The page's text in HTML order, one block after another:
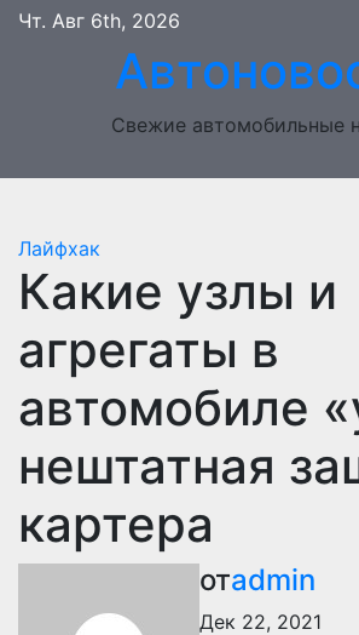
Перейти
содержимому
Чт. Авг 6th, 2026
Свежие автомобильные
Лайфхак
Какие узлы и
агрегаты в
автомобиле
нештатная
картера
отadmin
Дек 22, 2021